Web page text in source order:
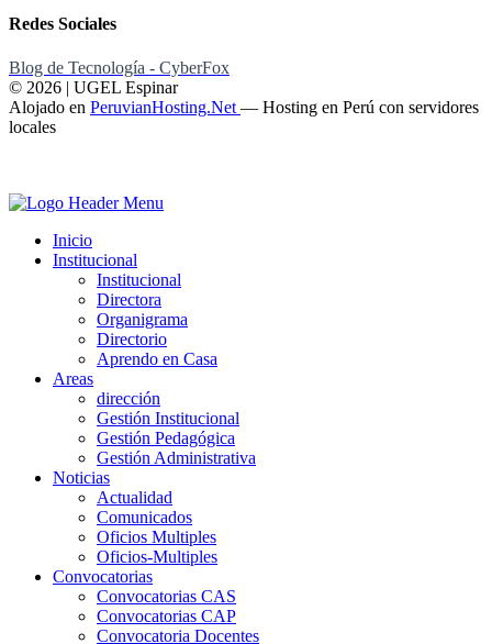
Redes Sociales
Blog de Tecnología - CyberFox
© 2026 | UGEL Espinar
Alojado en PeruvianHosting.Net — Hosting en Perú con servidores
locales
Inicio
Institucional
Institucional
Directora
Organigrama
Directorio
Aprendo en Casa
Areas
dirección
Gestión Institucional
Gestión Pedagógica
Gestión Administrativa
Noticias
Actualidad
Comunicados
Oficios Multiples
Oficios-Multiples
Convocatorias
Convocatorias CAS
Convocatorias CAP
Convocatoria Docentes